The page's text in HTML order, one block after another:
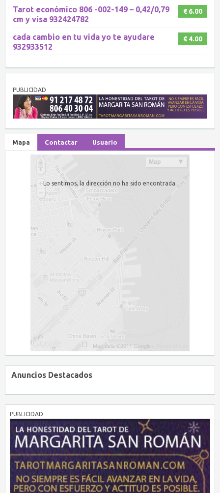
€ 6.00
Tarot económico 806 -002-149 – 0,42/0,79
cm y visa 932424782
€ 4.00
cada cambio en tu vida yo te ayudare
932933512
PUBLICIDAD
Mapa Contactar Usuario
Lo sentimos, la dirección no ha sido encontrada.
Anuncios Destacados
PUBLICIDAD